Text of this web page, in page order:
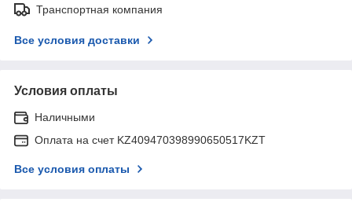
Транспортная компания
Все условия доставки
Условия оплаты
Наличными
Оплата на счет KZ409470398990650517KZT
Все условия оплаты